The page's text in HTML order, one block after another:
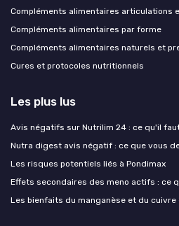
Compléments alimentaires articulations
Compléments alimentaires par forme
Compléments alimentaires naturels et
Cures et protocoles nutritionnels
Les plus lus
Avis négatifs sur Nutrilim 24 : ce qu'il
Nutra digest avis négatif : ce que vous
Les risques potentiels liés à Pondimax
Effets secondaires des meno actifs : ce
Les bienfaits du manganèse et du cuivre